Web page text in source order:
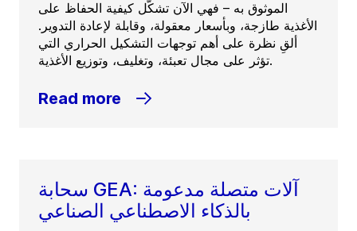
الموثوق به – فهي الآن تشكّل كيفية الحفاظ على
الأغذية طازجة، وبأسعار معقولة، وقابلة لإعادة التدوير.
ألقِ نظرة على أهم توجهات التشكيل الحراري التي
تؤثر على مجال تعبئة، وتغليف، وتوزيع الأغذية.
Read more
سحابة GEA: آلات متصلة مدعومة
بالذكاء الاصطناعي الصناعي